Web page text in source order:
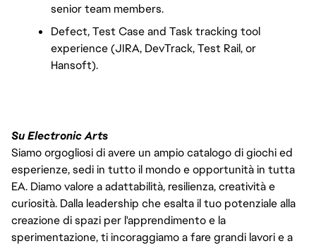
senior team members.
Defect, Test Case and Task tracking tool
experience (JIRA, DevTrack, Test Rail, or
Hansoft).
Su Electronic Arts
Siamo orgogliosi di avere un ampio catalogo di giochi ed
esperienze, sedi in tutto il mondo e opportunità in tutta
EA. Diamo valore a adattabilità, resilienza, creatività e
curiosità. Dalla leadership che esalta il tuo potenziale alla
creazione di spazi per l'apprendimento e la
sperimentazione, ti incoraggiamo a fare grandi lavori e a